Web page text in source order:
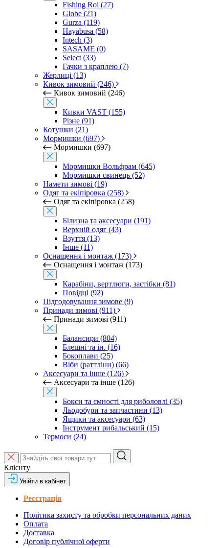
Fishing Roi (27)
Globe (21)
Gurza (119)
Hayabusa (58)
Intech (3)
SASAME (0)
Select (33)
Гачки з краплею (7)
Жерлиці (13)
Кивок зимовий (246)
Кивок зимовий (246)
Кивки VAST (155)
Різне (91)
Котушки (21)
Мормишки (697)
Мормишки (697)
Мормишки Вольфрам (645)
Мормишки свинець (52)
Намети зимові (19)
Одяг та екіпіровка (258)
Одяг та екіпіровка (258)
Білизна та аксесуари (191)
Верхній одяг (43)
Взуття (13)
Інше (11)
Оснащення і монтаж (173)
Оснащення і монтаж (173)
Карабіни, вертлюги, застібки (81)
Повідці (92)
Підгодовування зимове (9)
Принади зимові (911)
Принади зимові (911)
Балансири (804)
Блешні та ін. (16)
Бокоплави (25)
Віби (раттліни) (66)
Аксесуари та інше (126)
Аксесуари та інше (126)
Бокси та ємності для риболовлі (35)
Льодобури та запчастини (13)
Ящики та аксесуари (63)
Інструмент рибальський (15)
Термоси (24)
Клієнту
Увійти в кабінет
Реєстрація
Політика захисту та обробки персональних даних
Оплата
Доставка
Договір публічної оферти